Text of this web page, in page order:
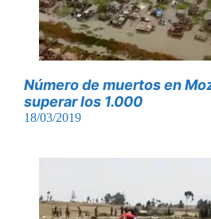
Número de muertos en
superar los 1.000
18/03/2019